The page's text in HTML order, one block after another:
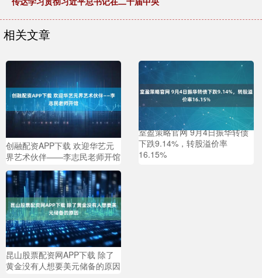
相关文章
创融配资APP下载 欢迎华艺元
界艺术伙伴——李志民老师开馆
室盈策略官网 9月4日振华转债
下跌9.14%，转股溢价率
16.15%
昆山股票配资网APP下载 除了
黄金没有人想要美元储备的原因